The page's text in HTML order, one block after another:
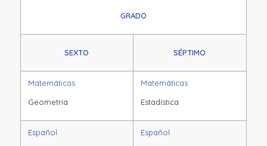
GRADO
SEXTO SÉPTIMO
Matemáticas
Geometría
Matemáticas
Estadística
Español Español